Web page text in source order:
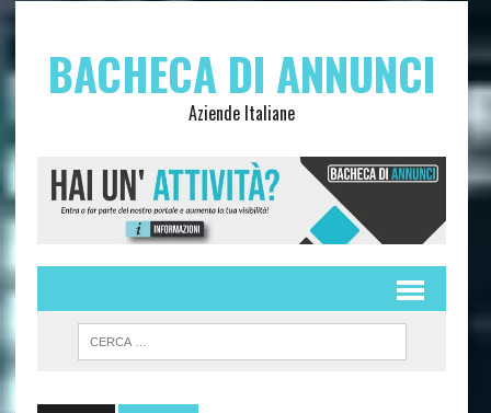
BACHECA DI ANNUNCI
Aziende Italiane